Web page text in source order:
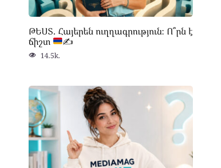
ԹԵՍՏ. Հայերեն ուղղագրություն։ Ո՞րն է
ճիշտ
✍
14.5k.